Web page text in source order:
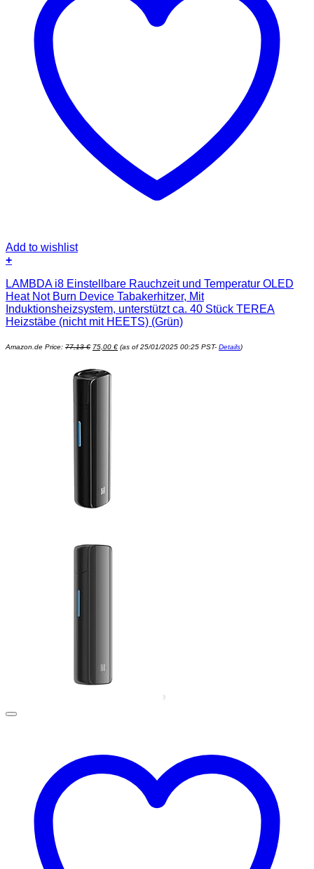
Add to wishlist
+
LAMBDA i8 Einstellbare Rauchzeit und Temperatur OLED
Heat Not Burn Device Tabakerhitzer, Mit
Induktionsheizsystem, unterstützt ca. 40 Stück TEREA
Heizstäbe (nicht mit HEETS) (Grün)
Amazon.de Price: 77,13€
Ursprünglicher
Preis
75,00 €
Aktueller
Preis
(as of 25/01/2025 00:25 PST- Details)